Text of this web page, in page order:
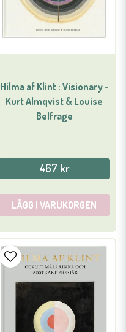
Hilma af Klint : Visionary -
Kurt Almqvist & Louise
Belfrage
467 kr
LÄGG I VARUKORGEN